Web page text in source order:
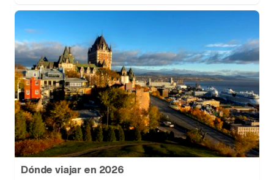
Dónde viajar en 2026